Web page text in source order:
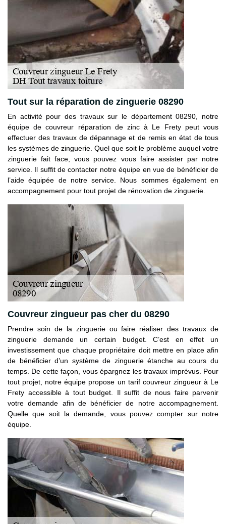
Tout sur la réparation de zinguerie 08290
En activité pour des travaux sur le département 08290, notre
équipe de couvreur réparation de zinc à Le Frety peut vous
effectuer des travaux de dépannage et de remis en état de tous
les systèmes de zinguerie. Quel que soit le problème auquel votre
zinguerie fait face, vous pouvez vous faire assister par notre
service. Il suffit de contacter notre équipe en vue de bénéficier de
l’aide équipée de notre service. Nous sommes également en
accompagnement pour tout projet de rénovation de zinguerie.
Couvreur zingueur pas cher du 08290
Prendre soin de la zinguerie ou faire réaliser des travaux de
zinguerie demande un certain budget. C’est en effet un
investissement que chaque propriétaire doit mettre en place afin
de bénéficier d’un système de zinguerie étanche au cours du
temps. De cette façon, vous épargnez les travaux imprévus. Pour
tout projet, notre équipe propose un tarif couvreur zingueur à Le
Frety accessible à tout budget. Il suffit de nous faire parvenir
votre demande afin de bénéficier de notre accompagnement.
Quelle que soit la demande, vous pouvez compter sur notre
équipe.